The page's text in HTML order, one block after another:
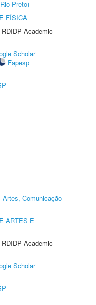
Preto)
FÍSICA
Academic
Scholar
Fapesp
Artes, Comunicação
ARTES E
Academic
Scholar